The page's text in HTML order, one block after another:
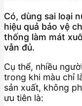
Có, dùng sai loại
hiệu quả bảo vệ
thống làm mát
vẫn đủ.
Cụ thể, nhiều
trong khi màu chỉ
sản xuất, không
ưu tiên là: